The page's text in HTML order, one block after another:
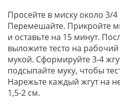
Просейте в миску около 3/4
Перемешайте. Прикройте
и оставьте на 15 минут.
выложите тесто на
мукой. Сформируйте 3-4
подсыпайте муку, чтобы
Нарежьте каждый жгут на
1,5-2 см.